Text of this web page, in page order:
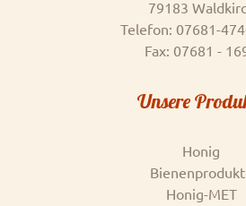
79183
Telefon: 07681-
Fax: 07681 -
Unsere
Honig
Honig-MET